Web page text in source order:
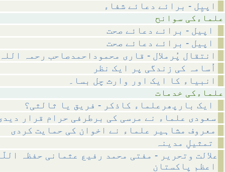
اپیِل - برائے دعائے شفاء
انتقال پُرملال - قاری محموداحمدصاحب رحمہ
اُسامہ کی زندگی پر ایک نظر
انبیاء کا ایک اور وارث چل بسا۔
سعودی علماء نے مرسی کی برطرفی حرام قرار
معروف مشاہیر علماء نے اخوان کی حمایت کردی
علالت وتحریر - مفتی محمد رفیع عثمانی حفظہ
اعظم پاکستان